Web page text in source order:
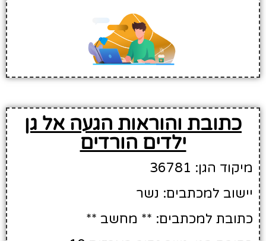
כתובת והוראות הגעה אל גן
ילדים הורדים
מיקוד הגן: 36781
יישוב למכתבים: נשר
כתובת למכתבים: ** מחשב **